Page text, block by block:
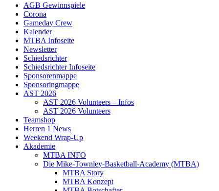
AGB Gewinnspiele
Corona
Gameday Crew
Kalender
MTBA Infoseite
Newsletter
Schiedsrichter
Schiedsrichter Infoseite
Sponsorenmappe
Sponsoringmappe
AST 2026
AST 2026 Volunteers – Infos
AST 2026 Volunteers
Teamshop
Herren 1 News
Weekend Wrap-Up
Akademie
MTBA INFO
Die Mike-Townley-Basketball-Academy (MTBA)
MTBA Story
MTBA Konzept